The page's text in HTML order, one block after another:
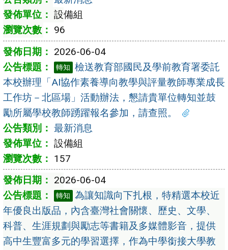
設備組
96
2026-06-04
轉知 檢送教育部國民及學前教育署委託
本校辦理「AI協作素養導向教學與評量教師專業成長
工作坊－北區場」活動辦法，懇請貴單位轉知並鼓
勵所屬學校教師踴躍報名參加，請查照。
最新消息
設備組
157
2026-06-04
轉知 為讓知識向下扎根，特精選本校近
年優良出版品，內含臺灣社會關懷、歷史、文學、
科普、生涯規劃與勵志等書籍及多媒體影音，提供
高中生豐富多元的學習選擇，作為中學銜接大學教